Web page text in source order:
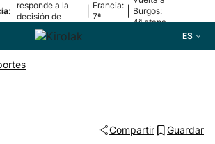
responde a la
decisión de
Oriamendi
Francia:
7ª
Burgos:
4ª etapa
ES
Compartir Guardar